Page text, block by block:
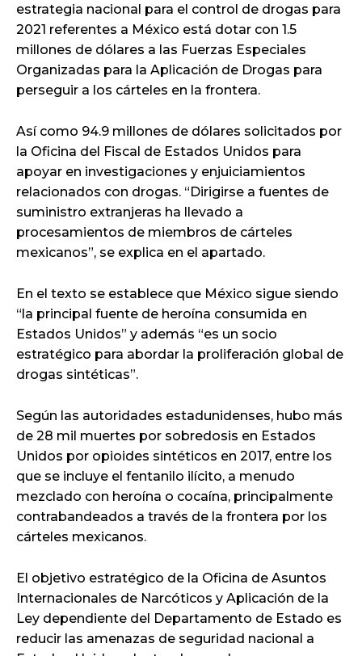
estrategia nacional para el control de drogas para
2021 referentes a México está dotar con 1.5
millones de dólares a las Fuerzas Especiales
Organizadas para la Aplicación de Drogas para
perseguir a los cárteles en la frontera.
Así como 94.9 millones de dólares solicitados por
la Oficina del Fiscal de Estados Unidos para
apoyar en investigaciones y enjuiciamientos
relacionados con drogas. “Dirigirse a fuentes de
suministro extranjeras ha llevado a
procesamientos de miembros de cárteles
mexicanos”, se explica en el apartado.
En el texto se establece que México sigue siendo
“la principal fuente de heroína consumida en
Estados Unidos” y además “es un socio
estratégico para abordar la proliferación global de
drogas sintéticas”.
Según las autoridades estadunidenses, hubo más
de 28 mil muertes por sobredosis en Estados
Unidos por opioides sintéticos en 2017, entre los
que se incluye el fentanilo ilícito, a menudo
mezclado con heroína o cocaína, principalmente
contrabandeados a través de la frontera por los
cárteles mexicanos.
El objetivo estratégico de la Oficina de Asuntos
Internacionales de Narcóticos y Aplicación de la
Ley dependiente del Departamento de Estado es
reducir las amenazas de seguridad nacional a